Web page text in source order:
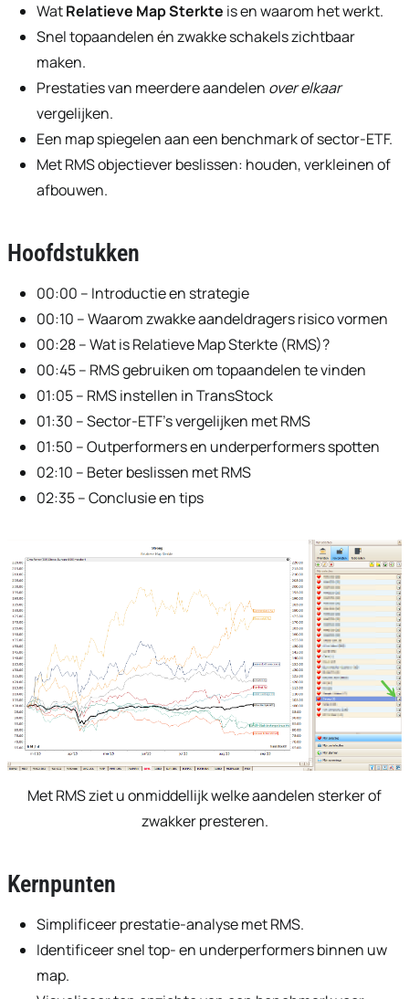
WatRelatieve Map Sterkte is en waarom het werkt.
Snel topaandelen én zwakke schakels zichtbaar
maken.
Prestaties van meerdere aandelen over elkaar
vergelijken.
Een map spiegelen aan een benchmark of sector-ETF.
Met RMS objectiever beslissen: houden, verkleinen of
afbouwen.
Hoofdstukken
00:00 – Introductie en strategie
00:10 – Waarom zwakke aandeldragers risico vormen
00:28 – Wat is Relatieve Map Sterkte (RMS)?
00:45 – RMS gebruiken om topaandelen te vinden
01:05 – RMS instellen in TransStock
01:30 – Sector-ETF’s vergelijken met RMS
01:50 – Outperformers en underperformers spotten
02:10 – Beter beslissen met RMS
02:35 – Conclusie en tips
Met RMS ziet u onmiddellijk welke aandelen sterker of
zwakker presteren.
Kernpunten
Simplificeer prestatie-analyse met RMS.
Identificeer snel top- en underperformers binnen uw
map.